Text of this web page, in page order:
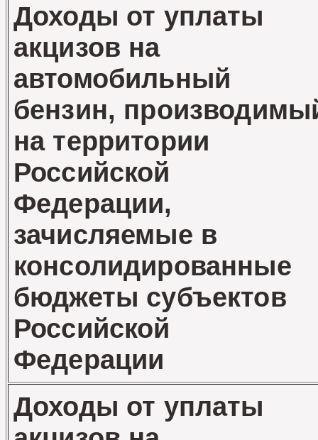
Доходы от уплаты
акцизов на
автомобильный
бензин,
на территории
Российской
Федерации,
зачисляемые в
консолидированные
бюджеты субъектов
Российской
Федерации
Доходы от уплаты